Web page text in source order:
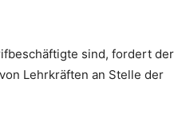
sind, fordert der
Lehrkräften an Stelle der